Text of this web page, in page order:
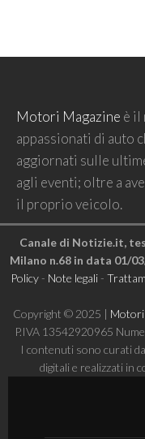
Motori Magazine è il
appassionati di auto
aggiornati sulle
agli eventi; oltre a
il proprio veicolo.
Canale di Notizie.it,
Milano n.68 in data 01/
Policy- Note legali-
Copyright © 2025 | Motori
P.IVA 13542920965
I contenuti sono curati
digitali e realizzati in